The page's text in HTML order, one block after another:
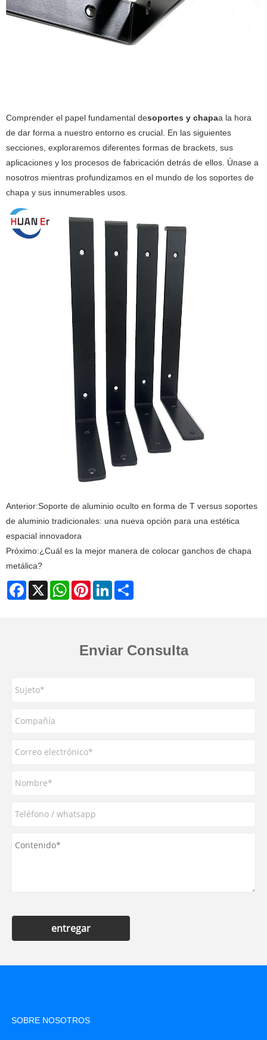
Comprender el papel fundamental desoportes y chapaa la hora
de dar forma a nuestro entorno es crucial. En las siguientes
secciones, exploraremos diferentes formas de brackets, sus
aplicaciones y los procesos de fabricación detrás de ellos. Únase a
nosotros mientras profundizamos en el mundo de los soportes de
chapa y sus innumerables usos.
Anterior:Soporte de aluminio oculto en forma de T versus soportes
de aluminio tradicionales: una nueva opción para una estética
espacial innovadora
Próximo:¿Cuál es la mejor manera de colocar ganchos de chapa
metálica?
Facebook
X WhatsAppPinterestLinkedIn
Enviar Consulta
entregar
SOBRE NOSOTROS